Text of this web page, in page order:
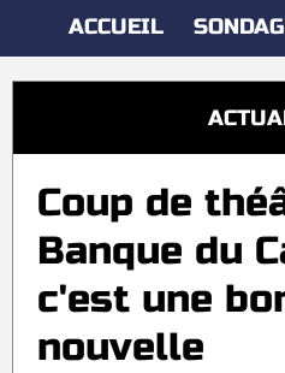
ACCUEIL
Coup de
Banque du
c'est une
nouvelle